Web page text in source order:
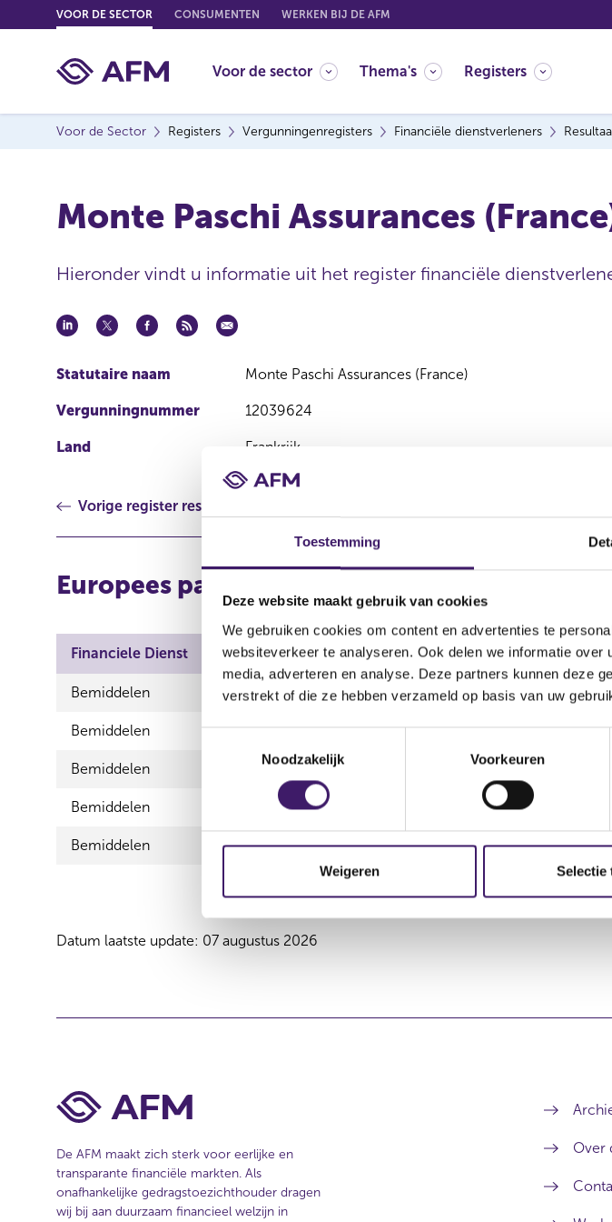
Toestemming
Deze website maakt gebruik van cookies
We gebruiken cookies om content en advertenties te
websiteverkeer te analyseren. Ook delen we informatie
media, adverteren en analyse. Deze partners kunnen deze
verstrekt of die ze hebben verzameld op basis van uw
i
n
e
e
Noodzakelijk Voorkeuren
Weigeren Selectie
o
o
VOOR DE SECTOR CONSUMENTEN WERKEN BIJ DE AFM
Voor de sector Thema's Registers
Voor de Sector Registers Vergunningenregisters Financiële dienstverleners
Monte Paschi Assurances
Hieronder vindt u informatie uit het register financiële
Statutaire naam Monte Paschi Assurances (France)
Vergunningnummer 12039624
Land Frankrijk
Vorige register resultaat
Europees paspoort (inkomend)
Financiele Dienst Product
Bemiddelen Inkomensverzekeringen
Bemiddelen Schadeverzekeringen particulier
Bemiddelen Schadeverzekeringen zakelijk
Bemiddelen
Bemiddelen Zorgverzekeringen
Datum laatste update: 07 augustus 2026
Over
De AFM maakt zich sterk voor eerlijke en
transparante financiële markten. Als
onafhankelijke gedragstoezichthouder dragen
wij bij aan duurzaam financieel welzijn in